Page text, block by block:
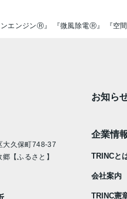
エンジンⓇ』 『微風除電Ⓡ』 『空
大久保町748-37
【ふるさと】
お知ら
企業情
TRINCと
会社案内
TRINC憲